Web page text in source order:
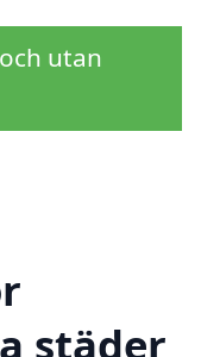
utan
städer